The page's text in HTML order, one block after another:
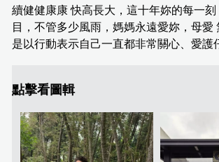
續健健康康 快高長大，這十年妳的每一
目，不管多少風雨，媽媽永遠愛妳，母愛
是以行動表示自己一直都非常關心、愛護
點擊看圖輯